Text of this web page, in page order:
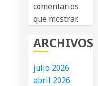
comentarios
que mostrar.
ARCHIVOS
julio 2026
abril 2026